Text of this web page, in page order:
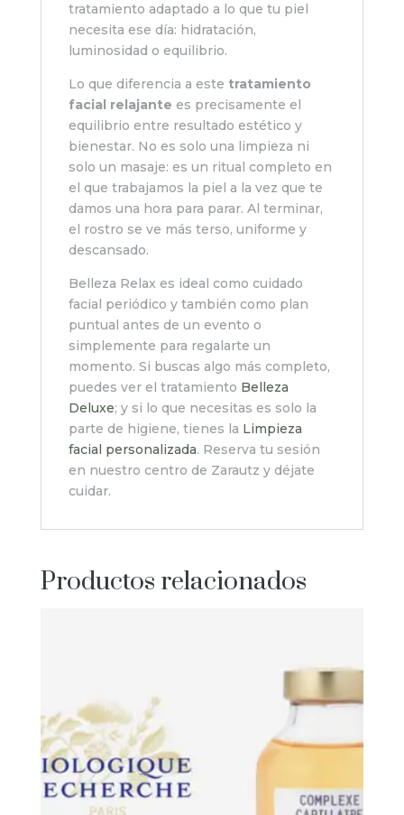
tratamiento adaptado a lo que tu piel
necesita ese día: hidratación,
luminosidad o equilibrio.
Lo que diferencia a este tratamiento
facial relajante es precisamente el
equilibrio entre resultado estético y
bienestar. No es solo una limpieza ni
solo un masaje: es un ritual completo en
el que trabajamos la piel a la vez que te
damos una hora para parar. Al terminar,
el rostro se ve más terso, uniforme y
descansado.
Belleza Relax es ideal como cuidado
facial periódico y también como plan
puntual antes de un evento o
simplemente para regalarte un
momento. Si buscas algo más completo,
puedes ver el tratamiento Belleza
Deluxe; y si lo que necesitas es solo la
parte de higiene, tienes la Limpieza
facial personalizada. Reserva tu sesión
en nuestro centro de Zarautz y déjate
cuidar.
Productos relacionados